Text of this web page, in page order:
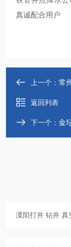
真诚配合用户
上一个： 常
返回列表
下一个： 金